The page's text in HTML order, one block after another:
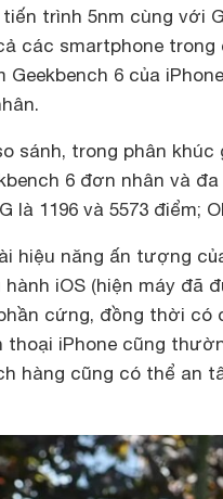
tiến trình 5nm cùng với
các smartphone
Geekbench 6 của
sánh, trong phân khúc
6 đơn nhân và
là 1196 và 5573 điểm;
hiệu năng ấn tượng
hành iOS (hiện máy đã
cứng, đồng thời có
thoại iPhone cũng
hàng cũng có thể an